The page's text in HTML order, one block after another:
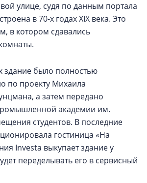
улице, судя по данным портала
в 70-х годах XIX века. Это
в котором сдавались
здание было полностью
по проекту Михаила
а затем передано
академии им.
студентов. В последние
гостиница «На
Investa выкупает здание у
переделывать его в сервисный